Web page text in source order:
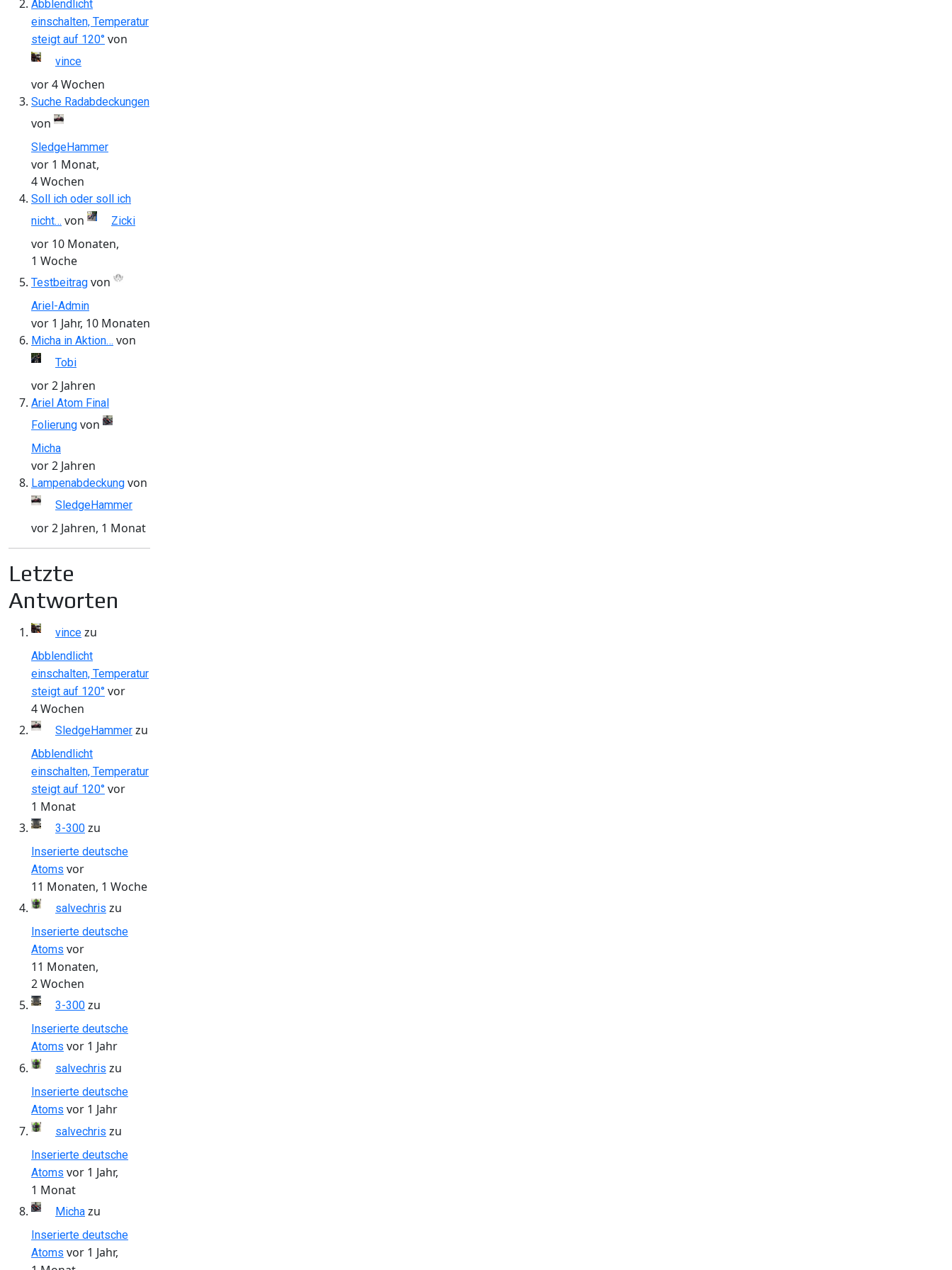
Abblendlicht
einschalten, Temperatur
steigt auf 120° von
vince
vor 4 Wochen
Suche Radabdeckungen
von
SledgeHammer
vor 1 Monat,
4 Wochen
Soll ich oder soll ich
nicht… von Zicki
vor 10 Monaten,
1 Woche
Testbeitrag von
Ariel-Admin
vor 1 Jahr, 10 Monaten
Micha in Aktion… von
Tobi
vor 2 Jahren
Ariel Atom Final
Folierung von
Micha
vor 2 Jahren
Lampenabdeckung von
SledgeHammer
vor 2 Jahren, 1 Monat
Letzte
Antworten
vince zu
Abblendlicht
einschalten, Temperatur
steigt auf 120° vor
4 Wochen
SledgeHammer zu
Abblendlicht
einschalten, Temperatur
steigt auf 120° vor
1 Monat
3-300 zu
Inserierte deutsche
Atoms vor
11 Monaten, 1 Woche
salvechris zu
Inserierte deutsche
Atoms vor
11 Monaten,
2 Wochen
3-300 zu
Inserierte deutsche
Atoms vor 1 Jahr
salvechris zu
Inserierte deutsche
Atoms vor 1 Jahr
salvechris zu
Inserierte deutsche
Atoms vor 1 Jahr,
1 Monat
Micha zu
Inserierte deutsche
Atoms vor 1 Jahr,